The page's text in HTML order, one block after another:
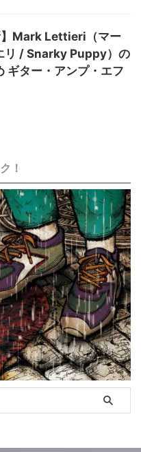
】Mark Lettieri（マー
リ / Snarky Puppy）の
ギター・アンプ・エフ
！